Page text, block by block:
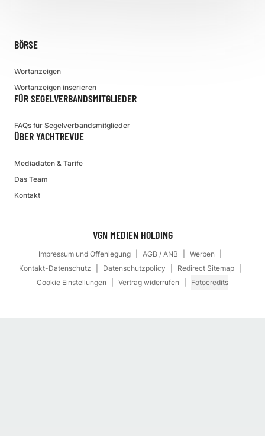
BÖRSE
Wortanzeigen
Wortanzeigen inserieren
FÜR SEGELVERBANDSMITGLIEDER
FAQs für Segelverbandsmitglieder
ÜBER YACHTREVUE
Mediadaten & Tarife
Das Team
Kontakt
VGN MEDIEN HOLDING
Impressum und Offenlegung AGB / ANB
Werben
Kontakt-Datenschutz
Datenschutzpolicy
Redirect Sitemap
Cookie Einstellungen
Vertrag widerrufen Fotocredits